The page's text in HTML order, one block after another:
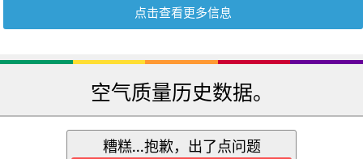
点击查看更多信息
空气质量历史数据。
糟糕...抱歉，出了点问题